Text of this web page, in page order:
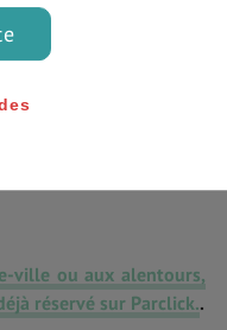
ville ou aux alentours,
réservé sur Parclick..